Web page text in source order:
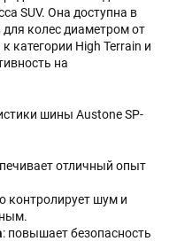
SUV. Она доступна в
для колес диаметром от
категории High Terrain и
на
шины Austone SP-
отличный опыт
контролирует шум и
: повышает безопасность